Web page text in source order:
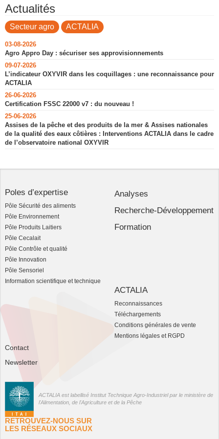
Actualités
Secteur agro ACTALIA
03-08-2026
Agro Appro Day : sécuriser ses approvisionnements
09-07-2026
L’indicateur OXYVIR dans les coquillages : une reconnaissance pour
ACTALIA
26-06-2026
Certification FSSC 22000 v7 : du nouveau !
25-06-2026
Assises de la pêche et des produits de la mer & Assises nationales
de la qualité des eaux côtières : Interventions ACTALIA dans le cadre
de l’observatoire national OXYVIR
Poles d’expertise
Pôle Sécurité des aliments
Pôle Environnement
Pôle Produits Laitiers
Pôle Cecalait
Pôle Contrôle et qualité
Pôle Innovation
Pôle Sensoriel
Information scientifique et technique
Analyses
Recherche-Développement
Formation
ACTALIA
Reconnaissances
Téléchargements
Conditions générales de vente
Mentions légales et RGPD
Contact
Newsletter
ACTALIA est labellisé Institut Technique Agro-Industriel par le ministère de
l'Alimentation, de l'Agriculture et de la Pêche
RETROUVEZ-NOUS SUR
LES RÉSEAUX SOCIAUX